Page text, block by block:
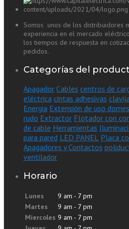
Somos unos de los distribuidores
experiencia en el mercado
los tiempos de respuesta en
pedidos.
Categorías del
Apagador Cables centros de
eléctrica cintas adhesivas
Energia Extensión de uso
rudo Extractor Flotador con
de cable Herramientas
para pared LED PANEL Placa
Apagadores y Contactos
ventilador
Horario
Lunes
9 am - 7 pm
Martes
9 am - 7 pm
Miercoles 9 am - 7 pm